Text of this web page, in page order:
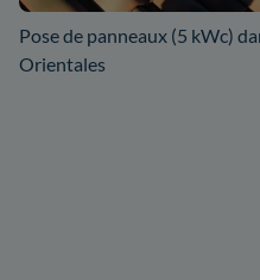
Pose de panneaux (5 kWc)
Orientales